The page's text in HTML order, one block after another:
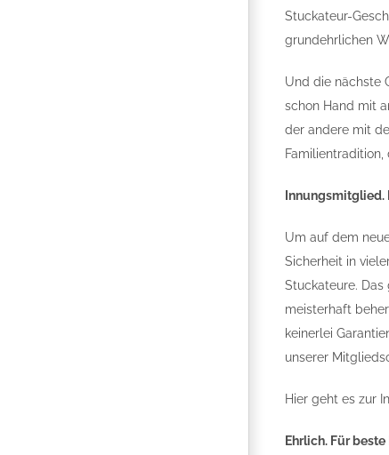
Stuckateur-
grundehrlichen
Und die nächste
schon Hand mit
der andere mit
Innungsmitglied.
Um auf dem
Sicherheit in
Stuckateure. Das
meisterhaft
keinerlei
unserer
Hier geht es zur
Ehrlich. Für